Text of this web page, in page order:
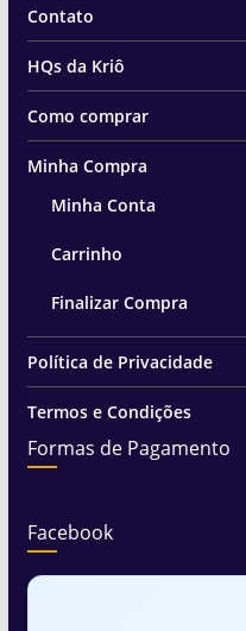
Contato
HQs da Kriô
Como comprar
Minha Compra
Minha Conta
Carrinho
Finalizar Compra
Política de Privacidade
Termos e Condições
Formas de Pagamento
Facebook